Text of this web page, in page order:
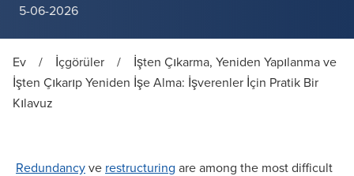
5-06-2026
Ev / İçgörüler /
İşten Çıkarma, Yeniden Yapılanma ve
İşten Çıkarıp Yeniden İşe Alma: İşverenler İçin Pratik Bir
Kılavuz
Redundancyve restructuring are among the most difficult